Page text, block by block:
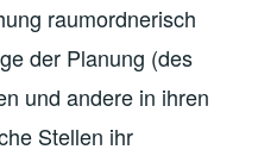
raumordnerisch
der Planung (des
und andere in ihren
Stellen ihr